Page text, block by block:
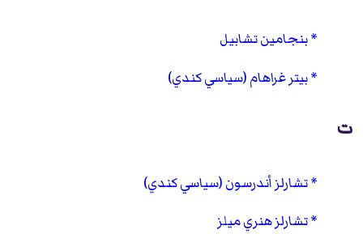
بنجامين تشابيل
بيتر غراهام (سياسي كندي)
ت
تشارلز أندرسون (سياسي كندي)
تشارلز هنري ميلز